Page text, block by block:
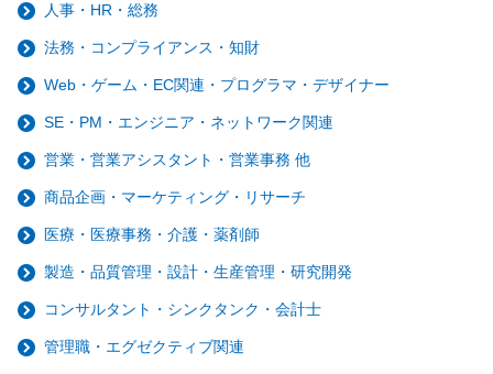
人事・HR・総務
法務・コンプライアンス・知財
Web・ゲーム・EC関連・プログラマ・デザイナー
SE・PM・エンジニア・ネットワーク関連
営業・営業アシスタント・営業事務 他
商品企画・マーケティング・リサーチ
医療・医療事務・介護・薬剤師
製造・品質管理・設計・生産管理・研究開発
コンサルタント・シンクタンク・会計士
管理職・エグゼクティブ関連